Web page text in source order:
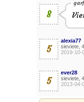
8
5
alexia77
sieviete,
2019-10-
5
ever28
sieviete,
2013-04-